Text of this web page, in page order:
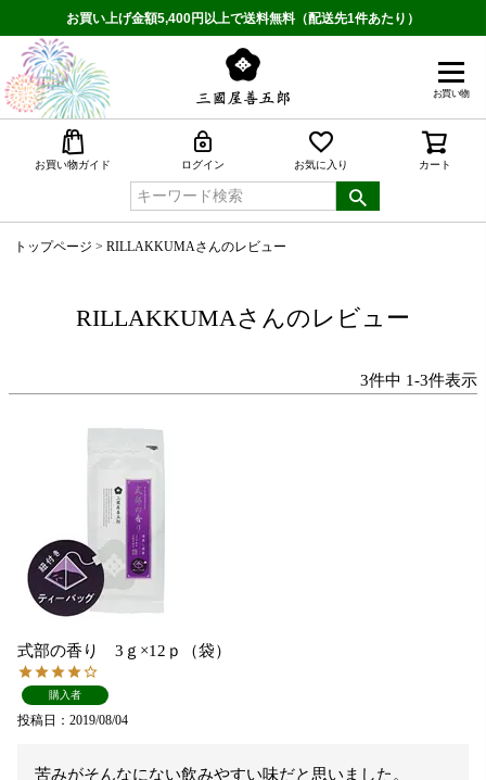
お買い上げ金額5,400円以上で送料無料（配送先1件あたり）
お買い物
お買い物ガイド ログイン お気に入り カート
トップページ RILLAKKUMAさんのレビュー
RILLAKKUMAさんのレビュー
3件中 1-3件表示
式部の香り 3ｇ×12ｐ（袋）
購入者
投稿日 2019/08/04
苦みがそんなにない飲みやすい味だと思いました。